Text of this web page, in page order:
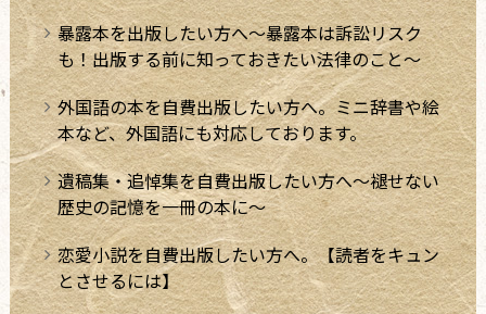
暴露本を出版したい方へ～暴露本は訴訟リスク
も！出版する前に知っておきたい法律のこと～
外国語の本を自費出版したい方へ。ミニ辞書や絵
本など、外国語にも対応しております。
遺稿集・追悼集を自費出版したい方へ～褪せない
歴史の記憶を一冊の本に～
恋愛小説を自費出版したい方へ。【読者をキュン
とさせるには】